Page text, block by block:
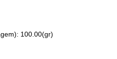
100.00(gr)